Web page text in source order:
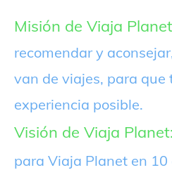
Misión de Viaja
recomendar y
van de viajes, para que
experiencia posible.
Visión de Viaja Planet:
para Viaja Planet en 10